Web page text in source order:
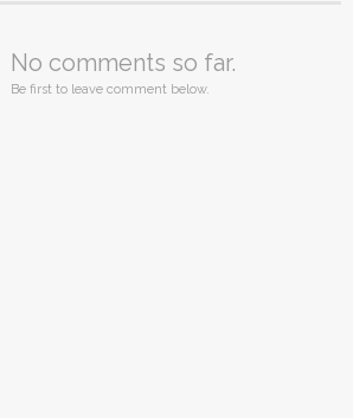
No comments so far.
Be first to leave comment below.